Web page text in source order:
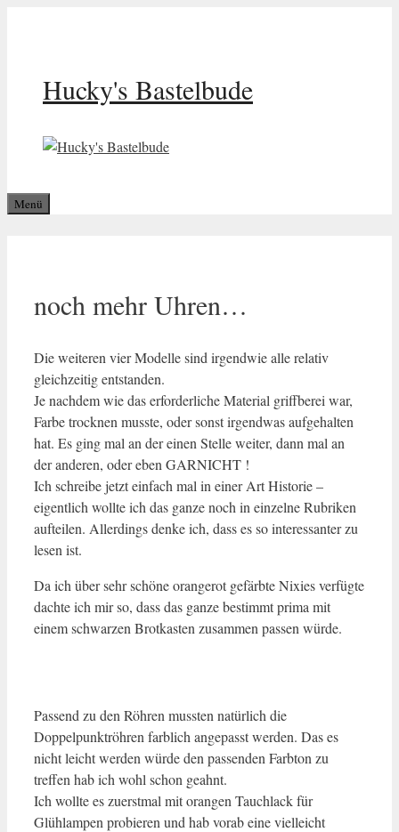
Hucky's Bastelbude
Menü
noch mehr Uhren…
Die weiteren vier Modelle sind irgendwie alle relativ
gleichzeitig entstanden.
Je nachdem wie das erforderliche Material griffberei war,
Farbe trocknen musste, oder sonst irgendwas aufgehalten
hat. Es ging mal an der einen Stelle weiter, dann mal an
der anderen, oder eben GARNICHT !
Ich schreibe jetzt einfach mal in einer Art Historie –
eigentlich wollte ich das ganze noch in einzelne Rubriken
aufteilen. Allerdings denke ich, dass es so interessanter zu
lesen ist.
Da ich über sehr schöne orangerot gefärbte Nixies verfügte
dachte ich mir so, dass das ganze bestimmt prima mit
einem schwarzen Brotkasten zusammen passen würde.
Passend zu den Röhren mussten natürlich die
Doppelpunktröhren farblich angepasst werden. Das es
nicht leicht werden würde den passenden Farbton zu
treffen hab ich wohl schon geahnt.
Ich wollte es zuerstmal mit orangen Tauchlack für
Glühlampen probieren und hab vorab eine vielleicht